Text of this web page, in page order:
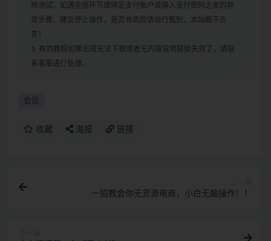
辨测试，如遇充值环节或绑定支付账户或输入支付密码之类的异
常步骤，建议停止操作，是否有风险请自行甄别，本站概不负
责！
3. 有的教程如果出现无法下载或者无内容说明链接失效了，请联
系客服进行处理。
会议
收藏 海报 链接
一招教会你无货源电商，小白无脑操作！！